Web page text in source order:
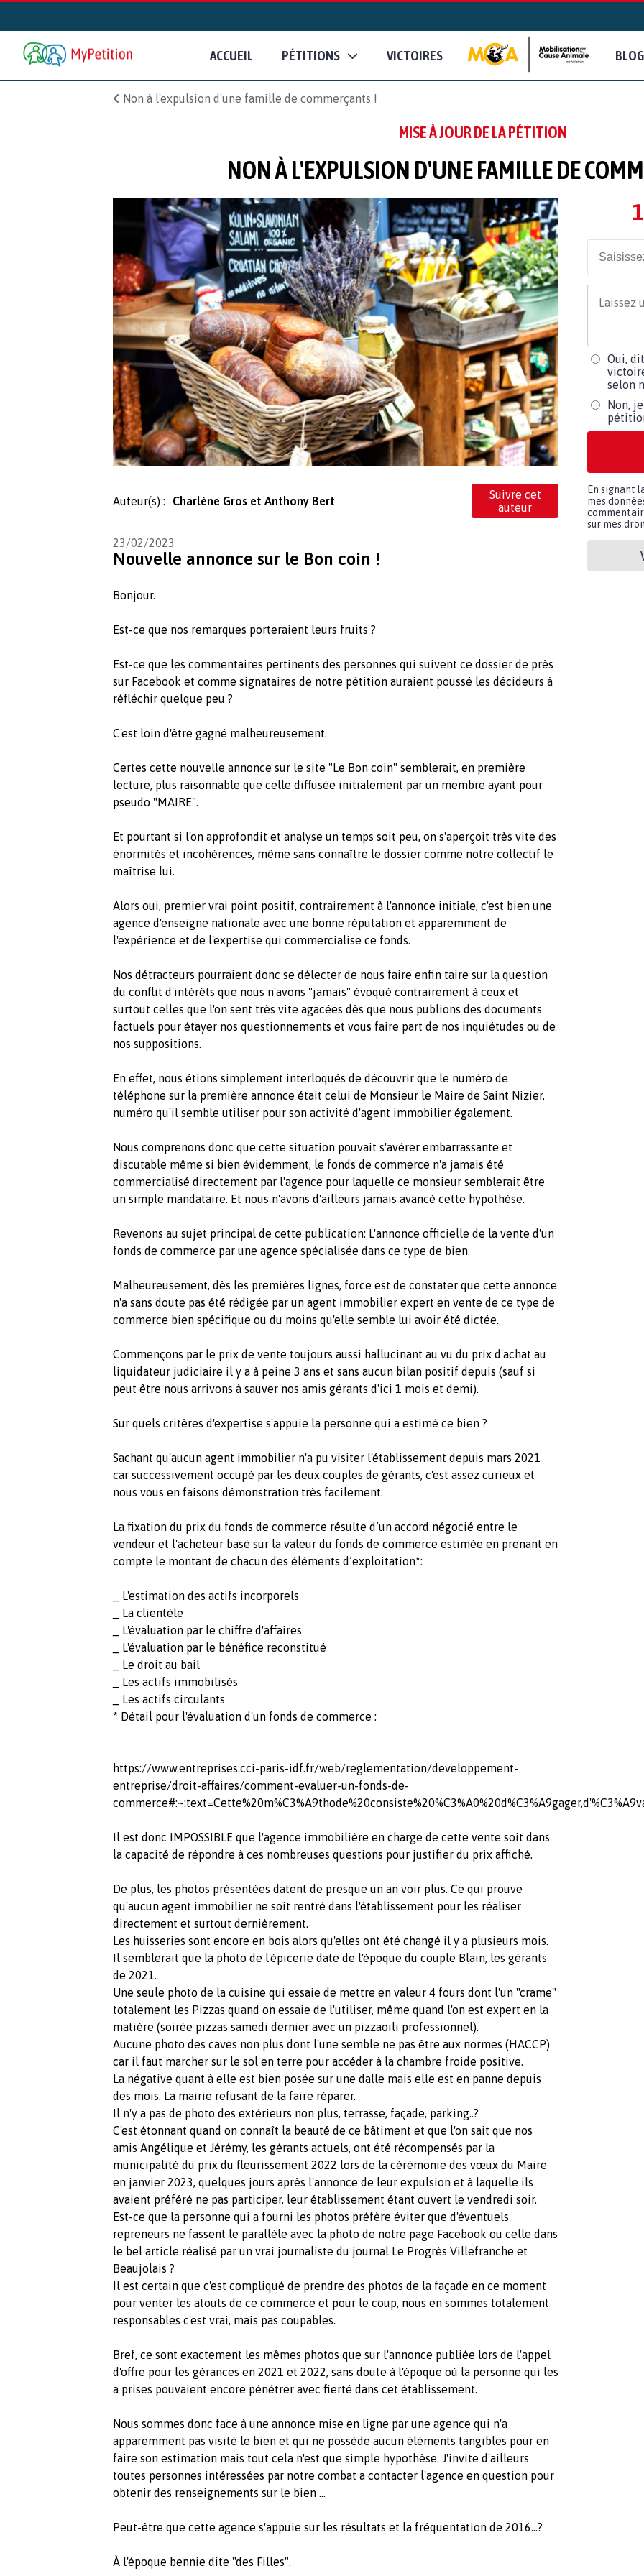
ACCUEIL PÉTITIONS VICTOIRES BLOG
Non à l'expulsion d'une famille de commerçants !
MISE À JOUR DE LA PÉTITION
NON À L'EXPULSION D'UNE FAMILLE DE
Auteur(s) : Charlène Gros et Anthony Bert
Suivre cet
auteur
23/02/2023
Nouvelle annonce sur le Bon coin !
Bonjour.
Est-ce que nos remarques porteraient leurs fruits ?
Est-ce que les commentaires pertinents des personnes qui suivent ce dossier de près
sur Facebook et comme signataires de notre pétition auraient poussé les décideurs à
réfléchir quelque peu ?
C'est loin d'être gagné malheureusement.
Certes cette nouvelle annonce sur le site "Le Bon coin" semblerait, en première
lecture, plus raisonnable que celle diffusée initialement par un membre ayant pour
pseudo "MAIRE".
Et pourtant si l'on approfondit et analyse un temps soit peu, on s'aperçoit très vite des
énormités et incohérences, même sans connaître le dossier comme notre collectif le
maîtrise lui.
Alors oui, premier vrai point positif, contrairement à l'annonce initiale, c'est bien une
agence d'enseigne nationale avec une bonne réputation et apparemment de
l'expérience et de l'expertise qui commercialise ce fonds.
Nos détracteurs pourraient donc se délecter de nous faire enfin taire sur la question
du conflit d'intérêts que nous n'avons "jamais" évoqué contrairement à ceux et
surtout celles que l'on sent très vite agacées dès que nous publions des documents
factuels pour étayer nos questionnements et vous faire part de nos inquiétudes ou de
nos suppositions.
En effet, nous étions simplement interloqués de découvrir que le numéro de
téléphone sur la première annonce était celui de Monsieur le Maire de Saint Nizier,
numéro qu'il semble utiliser pour son activité d'agent immobilier également.
Nous comprenons donc que cette situation pouvait s'avérer embarrassante et
discutable même si bien évidemment, le fonds de commerce n'a jamais été
commercialisé directement par l'agence pour laquelle ce monsieur semblerait être
un simple mandataire. Et nous n'avons d'ailleurs jamais avancé cette hypothèse.
Revenons au sujet principal de cette publication: L'annonce officielle de la vente d'un
fonds de commerce par une agence spécialisée dans ce type de bien.
Malheureusement, dès les premières lignes, force est de constater que cette annonce
n'a sans doute pas été rédigée par un agent immobilier expert en vente de ce type de
commerce bien spécifique ou du moins qu'elle semble lui avoir été dictée.
Commençons par le prix de vente toujours aussi hallucinant au vu du prix d'achat au
liquidateur judiciaire il y a à peine 3 ans et sans aucun bilan positif depuis (sauf si
peut être nous arrivons à sauver nos amis gérants d'ici 1 mois et demi).
Sur quels critères d'expertise s'appuie la personne qui a estimé ce bien ?
Sachant qu'aucun agent immobilier n'a pu visiter l'établissement depuis mars 2021
car successivement occupé par les deux couples de gérants, c'est assez curieux et
nous vous en faisons démonstration très facilement.
La fixation du prix du fonds de commerce résulte d’un accord négocié entre le
vendeur et l'acheteur basé sur la valeur du fonds de commerce estimée en prenant en
compte le montant de chacun des éléments d’exploitation*:
_ L'estimation des actifs incorporels
_ La clientèle
_ L'évaluation par le chiffre d'affaires
_ L'évaluation par le bénéfice reconstitué
_ Le droit au bail
_ Les actifs immobilisés
_ Les actifs circulants
* Détail pour l'évaluation d'un fonds de commerce :
https://www.entreprises.cci-paris-idf.fr/web/reglementation/developpement-
entreprise/droit-affaires/comment-evaluer-un-fonds-de-
Il est donc IMPOSSIBLE que l'agence immobilière en charge de cette vente soit dans
la capacité de répondre à ces nombreuses questions pour justifier du prix affiché.
De plus, les photos présentées datent de presque un an voir plus. Ce qui prouve
qu'aucun agent immobilier ne soit rentré dans l'établissement pour les réaliser
directement et surtout dernièrement.
Les huisseries sont encore en bois alors qu'elles ont été changé il y a plusieurs mois.
Il semblerait que la photo de l'épicerie date de l'époque du couple Blain, les gérants
de 2021.
Une seule photo de la cuisine qui essaie de mettre en valeur 4 fours dont l'un "crame"
totalement les Pizzas quand on essaie de l'utiliser, même quand l'on est expert en la
matière (soirée pizzas samedi dernier avec un pizzaoili professionnel).
Aucune photo des caves non plus dont l'une semble ne pas être aux normes (HACCP)
car il faut marcher sur le sol en terre pour accéder à la chambre froide positive.
La négative quant à elle est bien posée sur une dalle mais elle est en panne depuis
des mois. La mairie refusant de la faire réparer.
Il n'y a pas de photo des extérieurs non plus, terrasse, façade, parking..?
C'est étonnant quand on connaît la beauté de ce bâtiment et que l'on sait que nos
amis Angélique et Jérémy, les gérants actuels, ont été récompensés par la
municipalité du prix du fleurissement 2022 lors de la cérémonie des vœux du Maire
en janvier 2023, quelques jours après l'annonce de leur expulsion et à laquelle ils
avaient préféré ne pas participer, leur établissement étant ouvert le vendredi soir.
Est-ce que la personne qui a fourni les photos préfère éviter que d'éventuels
repreneurs ne fassent le parallèle avec la photo de notre page Facebook ou celle dans
le bel article réalisé par un vrai journaliste du journal Le Progrès Villefranche et
Beaujolais ?
Il est certain que c'est compliqué de prendre des photos de la façade en ce moment
pour venter les atouts de ce commerce et pour le coup, nous en sommes totalement
responsables c'est vrai, mais pas coupables.
Bref, ce sont exactement les mêmes photos que sur l'annonce publiée lors de l'appel
d'offre pour les gérances en 2021 et 2022, sans doute à l'époque où la personne qui les
a prises pouvaient encore pénétrer avec fierté dans cet établissement.
Nous sommes donc face à une annonce mise en ligne par une agence qui n'a
apparemment pas visité le bien et qui ne possède aucun éléments tangibles pour en
faire son estimation mais tout cela n'est que simple hypothèse. J'invite d'ailleurs
toutes personnes intéressées par notre combat a contacter l'agence en question pour
obtenir des renseignements sur le bien ...
Peut-être que cette agence s'appuie sur les résultats et la fréquentation de 2016...?
À l'époque bennie dite "des Filles".
Oui,
selon
Non,
En signant
mes
sur mes